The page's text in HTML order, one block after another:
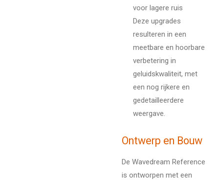
voor lagere ruis
Deze upgrades
resulteren in een
meetbare en hoorbare
verbetering in
geluidskwaliteit, met
een nog rijkere en
gedetailleerdere
weergave.
Ontwerp en Bouw
De Wavedream Reference
is ontworpen met een